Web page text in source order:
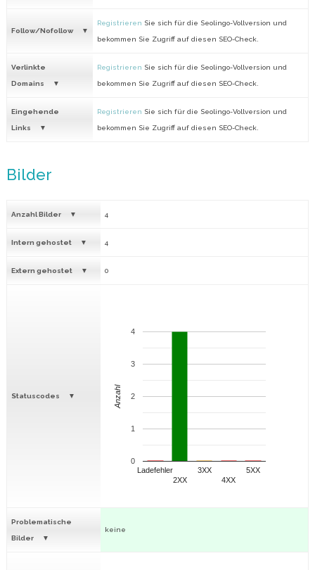
Follow/Nofollow
Registrieren Sie sich für die Seolingo-Vollversion und
bekommen Sie Zugriff auf diesen SEO-Check.
Verlinkte
Domains
Registrieren Sie sich für die Seolingo-Vollversion und
bekommen Sie Zugriff auf diesen SEO-Check.
Eingehende
Links
Registrieren Sie sich für die Seolingo-Vollversion und
bekommen Sie Zugriff auf diesen SEO-Check.
Bilder
Anzahl Bilder 4
Intern gehostet 4
Extern gehostet 0
Statuscodes
Ladefehler
2XX
3XX
4XX
5XX
0
1
2
3
4
Anzahl
Problematische
Bilder
keine